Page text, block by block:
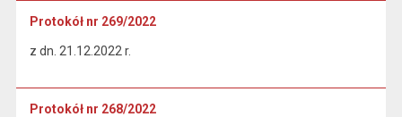
Protokół nr 269/2022
z dn. 21.12.2022 r.
Protokół nr 268/2022